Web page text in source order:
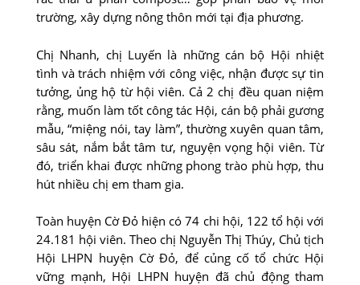
trường, xây dựng nông thôn mới tại địa phương.
Chị Nhanh, chị Luyến là những cán bộ Hội nhiệt
tình và trách nhiệm với công việc, nhận được sự tin
tưởng, ủng hộ từ hội viên. Cả 2 chị đều quan niệm
rằng, muốn làm tốt công tác Hội, cán bộ phải gương
mẫu, “miệng nói, tay làm”, thường xuyên quan tâm,
sâu sát, nắm bắt tâm tư, nguyện vọng hội viên. Từ
đó, triển khai được những phong trào phù hợp, thu
hút nhiều chị em tham gia.
Toàn huyện Cờ Ðỏ hiện có 74 chi hội, 122 tổ hội với
24.181 hội viên. Theo chị Nguyễn Thị Thúy, Chủ tịch
Hội LHPN huyện Cờ Ðỏ, để củng cố tổ chức Hội
vững mạnh, Hội LHPN huyện đã chủ động tham